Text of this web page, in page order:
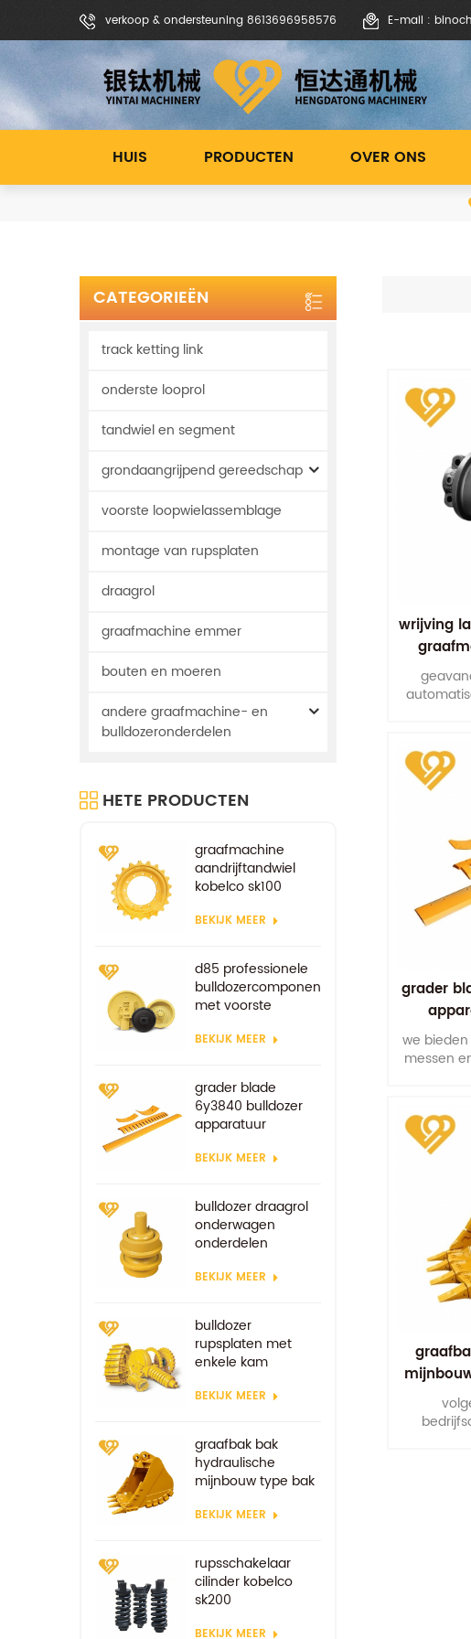
verkoop & ondersteuning 8613696958576 E-mail :
HUIS PRODUCTEN OVER ONS
CATEGORIEËN
track ketting link
onderste looprol
tandwiel en segment
grondaangrijpend gereedschap
voorste loopwielassemblage
montage van rupsplaten
draagrol
graafmachine emmer
bouten en moeren
andere graafmachine- en
bulldozeronderdelen
HETE PRODUCTEN
graafmachine
aandrijftandwiel
kobelco sk100
reserveonderdelen
BEKIJK MEER
d85 professionele
bulldozercomponenten
met voorste
BEKIJK MEER
grader blade
6y3840 bulldozer
apparatuur
vervangende
BEKIJK MEER
bulldozer draagrol
onderwagen
onderdelen
BEKIJK MEER
bulldozer
rupsplaten met
enkele kam
rupsschoen
BEKIJK MEER
graafbak bak
hydraulische
mijnbouw type bak
BEKIJK MEER
rupsschakelaar
cilinder kobelco
sk200
BEKIJK MEER
wrijving
grader
we
messen